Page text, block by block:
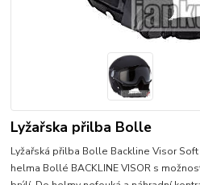
Lyžařska přilba Bolle
Lyžařská přilba Bolle Backline Visor
helma Bollé BACKLINE VISOR s